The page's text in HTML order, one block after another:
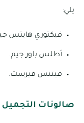
يلي:
فيكتوري هايتس
أطلس باور جيم.
فيتنس فيرست.
صالونات